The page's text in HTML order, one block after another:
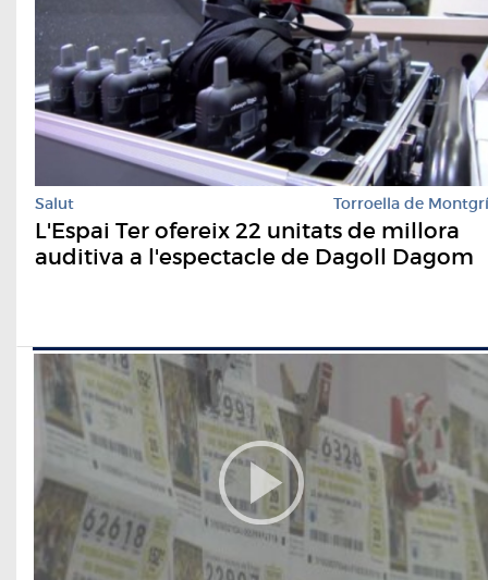
Salut Torroella de Montgrí
L'Espai Ter ofereix 22 unitats de millora
auditiva a l'espectacle de Dagoll Dagom